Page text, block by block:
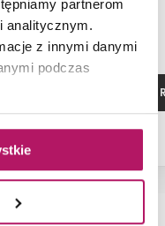
partnerom
analitycznym.
z innymi danymi
podczas
ZOBACZ